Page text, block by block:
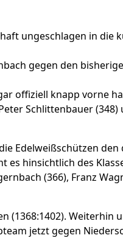
ungeschlagen in die
gegen den
offiziell knapp vorne
Schlittenbauer (348)
Edelweißschützen
es hinsichtlich des
(366), Franz
(1368:1402). Weiterhin
jetzt gegen